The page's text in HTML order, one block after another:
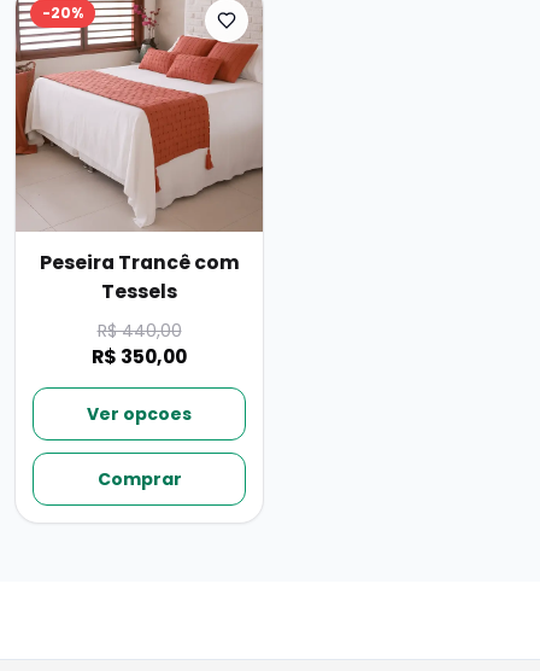
-20%
Peseira Trancê com
Tessels
R$ 440,00
R$ 350,00
Ver opcoes
Comprar